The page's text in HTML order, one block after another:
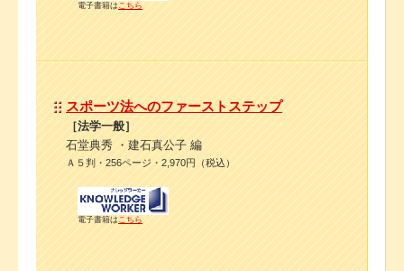
電子書籍は こちら
スポーツ法へのファーストステップ
［法学一般］
石堂典秀 ・建石真公子 編
Ａ５判・256ページ・2,970円（税込）
電子書籍は こちら